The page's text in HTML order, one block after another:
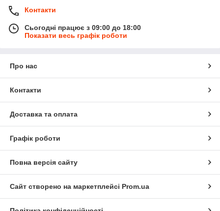
Контакти
Сьогодні працює з 09:00 до 18:00
Показати весь графік роботи
Про нас
Контакти
Доставка та оплата
Графік роботи
Повна версія сайту
Сайт створено на маркетплейсі Prom.ua